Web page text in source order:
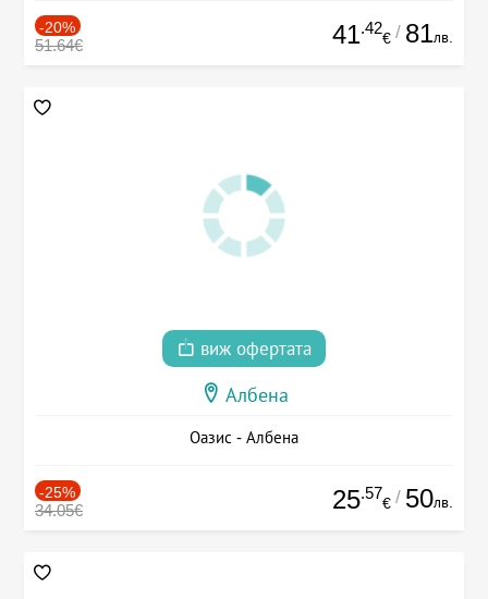
-20%
51.64€ 41.42
€ / 81лв.
виж офертата
Албена
Оазис - Албена
-25%
34.05€ 25.57
€ / 50лв.